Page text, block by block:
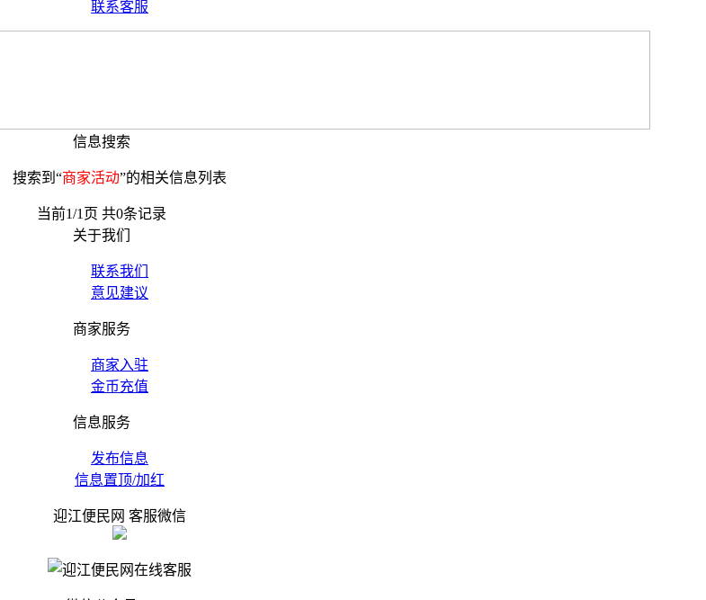
联系客服
信息搜索
搜索到“商家活动”的相关信息列表
当前1/1页 共0条记录
关于我们
联系我们
意见建议
商家服务
商家入驻
金币充值
信息服务
发布信息
信息置顶/加红
迎江便民网 客服微信